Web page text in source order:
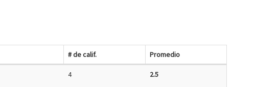
# de calif. Promedio
4 2.5